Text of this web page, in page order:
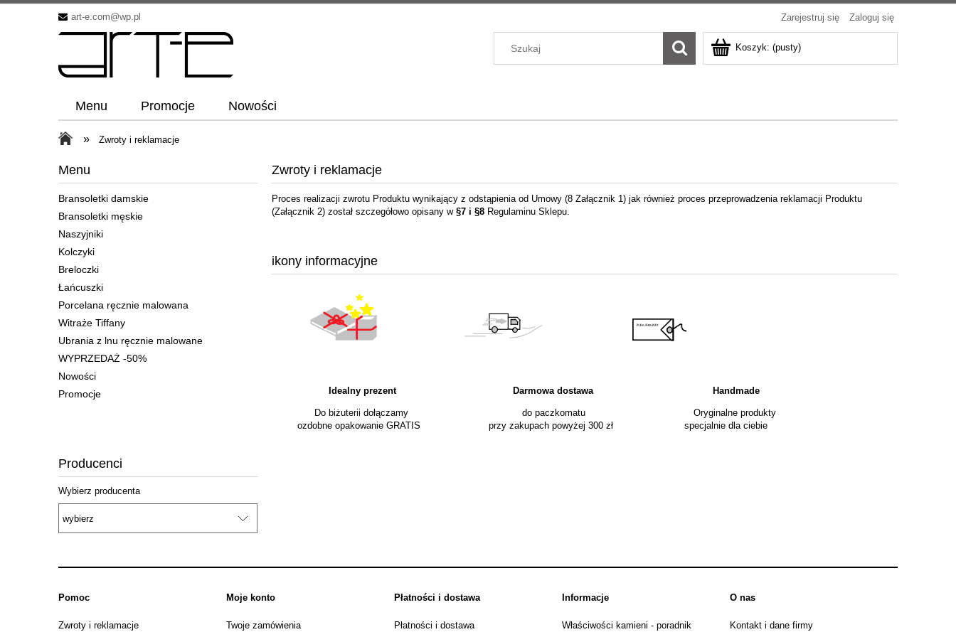
art-e.com@wp.pl Zarejestruj się Zaloguj się
Koszyk: (pusty)
Menu Promocje Nowości
» Zwroty i reklamacje
Menu
Bransoletki damskie
Bransoletki męskie
Naszyjniki
Kolczyki
Breloczki
Łańcuszki
Porcelana ręcznie malowana
Witraże Tiffany
Ubrania z lnu ręcznie malowane
WYPRZEDAŻ -50%
Nowości
Promocje
Producenci
Wybierz producenta
Zwroty i reklamacje
Proces realizacji zwrotu Produktu wynikający z odstąpienia od Umowy (8 Załącznik 1) jak również proces przeprowadzenia reklamacji Produktu
(Załącznik 2) został szczegółowo opisany w §7 i §8 Regulaminu Sklepu.
ikony informacyjne
Idealny prezent Darmowa dostawa Handmade
Do biżuterii dołączamy do paczkomatu Oryginalne produkty
ozdobne opakowanie GRATIS przy zakupach powyżej 300 zł specjalnie dla ciebie
Pomoc
Zwroty i reklamacje
Moje konto
Twoje zamówienia
Płatności i dostawa
Płatności i dostawa
Informacje
Właściwości kamieni - poradnik
O nas
Kontakt i dane firmy